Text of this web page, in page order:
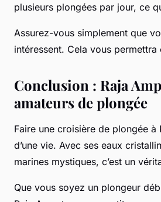
plusieurs plongées par jour, ce
Assurez-vous simplement que
intéressent. Cela vous
Conclusion : Raja
amateurs de plongée
Faire une croisière de plongée à
d’une vie. Avec ses eaux
marines mystiques, c’est un
Que vous soyez un plongeur